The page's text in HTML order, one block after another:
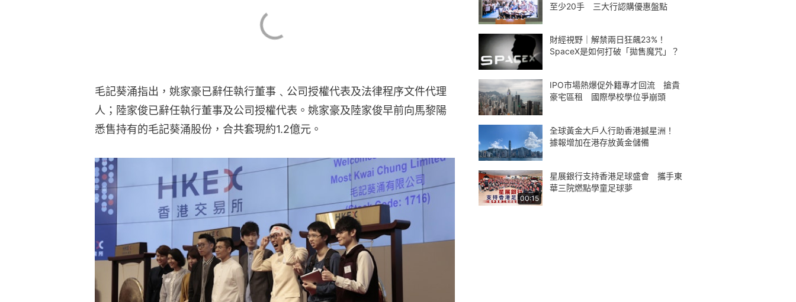
毛記葵涌指出，姚家豪已辭任執行董事﹑公司授權代表及法律程序文件代理
人；陸家俊已辭任執行董事及公司授權代表。姚家豪及陸家俊早前向馬黎陽
悉售持有的毛記葵涌股份，合共套現約1.2億元。
至少20手 三大行認購優惠盤點
財經視野｜解禁兩日狂飆23%！
SpaceX是如何打破「拋售魔咒」？
IPO市場熱爆促外籍專才回流 搶貴
豪宅區租 國際學校學位爭崩頭
全球黃金大戶人行助香港撼星洲！
據報增加在港存放黃金儲備
00:15
星展銀行支持香港足球盛會 攜手東
華三院燃點學童足球夢